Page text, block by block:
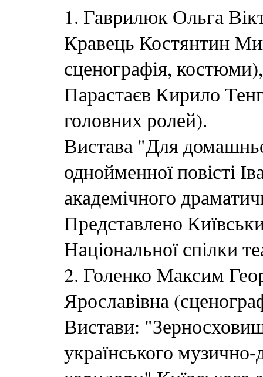
1. Гаврилюк Ольга
Кравець Костянтин
сценографія,
Парастаєв Кирило
головних ролей).
Вистава "Для
однойменної повісті
академічного
Представлено
Національної спілки
2. Голенко Максим
Ярославівна
Вистави:
українського